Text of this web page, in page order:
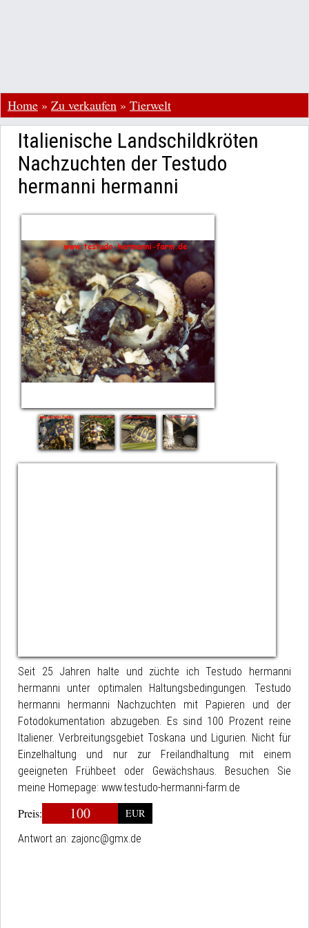
Home » Zu verkaufen » Tierwelt
Italienische Landschildkröten
Nachzuchten der Testudo
hermanni hermanni
Seit 25 Jahren halte und züchte ich Testudo hermanni
hermanni unter optimalen Haltungsbedingungen. Testudo
hermanni hermanni Nachzuchten mit Papieren und der
Fotodokumentation abzugeben. Es sind 100 Prozent reine
Italiener. Verbreitungsgebiet Toskana und Ligurien. Nicht für
Einzelhaltung und nur zur Freilandhaltung mit einem
geeigneten Frühbeet oder Gewächshaus. Besuchen Sie
meine Homepage: www.testudo-hermanni-farm.de
Preis: 100
EUR
Antwort an: zajonc@gmx.de